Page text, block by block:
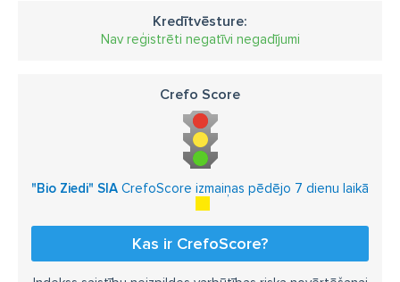
Kredītvēsture:
Nav reģistrēti negatīvi negadījumi
Crefo Score
"Bio Ziedi" SIA CrefoScore izmaiņas pēdējo 7 dienu laikā
Kas ir CrefoScore?